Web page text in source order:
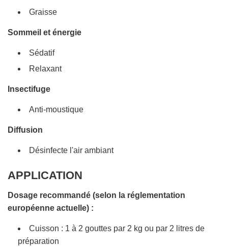
Graisse
Sommeil et énergie
Sédatif
Relaxant
Insectifuge
Anti-moustique
Diffusion
Désinfecte l'air ambiant
APPLICATION
Dosage recommandé (selon la réglementation
européenne actuelle) :
Cuisson : 1 à 2 gouttes par 2 kg ou par 2 litres de
préparation